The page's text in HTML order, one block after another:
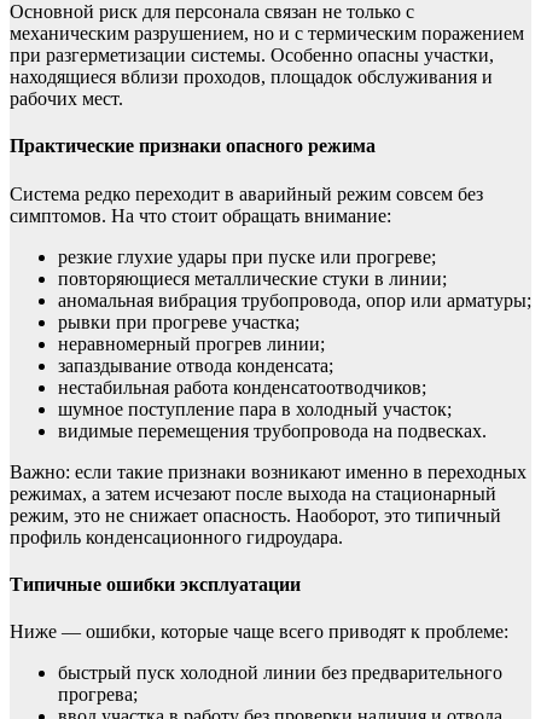
Основной риск для персонала связан не только с
механическим разрушением, но и с термическим поражением
при разгерметизации системы. Особенно опасны участки,
находящиеся вблизи проходов, площадок обслуживания и
рабочих мест.
Практические признаки опасного режима
Система редко переходит в аварийный режим совсем без
симптомов. На что стоит обращать внимание:
резкие глухие удары при пуске или прогреве;
повторяющиеся металлические стуки в линии;
аномальная вибрация трубопровода, опор или арматуры;
рывки при прогреве участка;
неравномерный прогрев линии;
запаздывание отвода конденсата;
нестабильная работа конденсатоотводчиков;
шумное поступление пара в холодный участок;
видимые перемещения трубопровода на подвесках.
Важно: если такие признаки возникают именно в переходных
режимах, а затем исчезают после выхода на стационарный
режим, это не снижает опасность. Наоборот, это типичный
профиль конденсационного гидроудара.
Типичные ошибки эксплуатации
Ниже — ошибки, которые чаще всего приводят к проблеме:
быстрый пуск холодной линии без предварительного
прогрева;